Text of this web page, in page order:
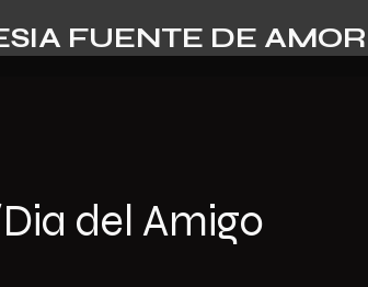
FUENTE DE AMOR
del Amigo